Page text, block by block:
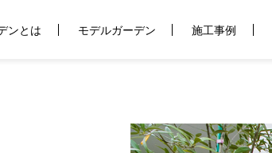
ンとは モデルガーデン 施工事例